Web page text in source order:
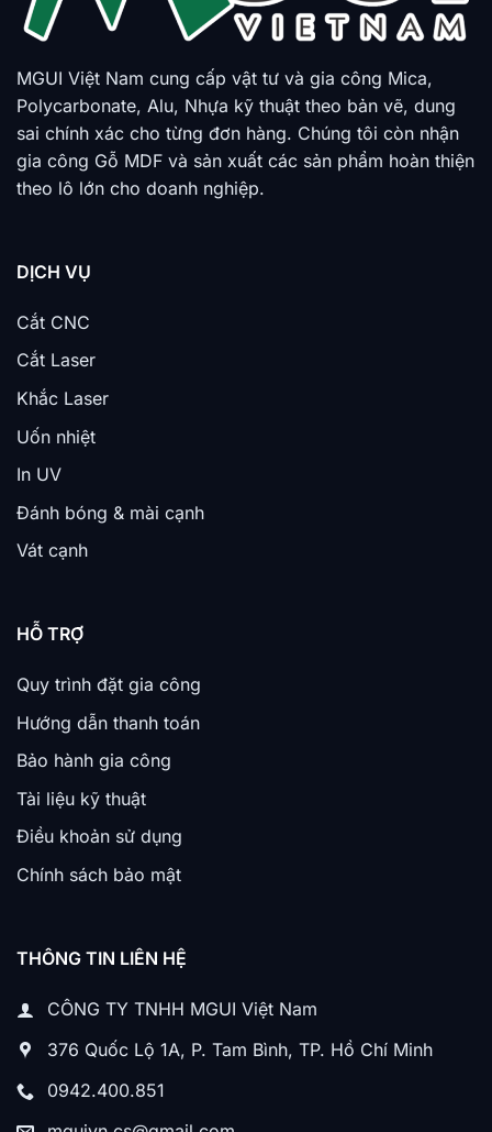
MGUI Việt Nam cung cấp vật tư và gia công Mica,
Polycarbonate, Alu, Nhựa kỹ thuật theo bản vẽ, dung
sai chính xác cho từng đơn hàng. Chúng tôi còn nhận
gia công Gỗ MDF và sản xuất các sản phẩm hoàn thiện
theo lô lớn cho doanh nghiệp.
DỊCH VỤ
Cắt CNC
Cắt Laser
Khắc Laser
Uốn nhiệt
In UV
Đánh bóng & mài cạnh
Vát cạnh
HỖ TRỢ
Quy trình đặt gia công
Hướng dẫn thanh toán
Bảo hành gia công
Tài liệu kỹ thuật
Điều khoản sử dụng
Chính sách bảo mật
THÔNG TIN LIÊN HỆ
CÔNG TY TNHH MGUI Việt Nam
376 Quốc Lộ 1A, P. Tam Bình, TP. Hồ Chí Minh
0942.400.851